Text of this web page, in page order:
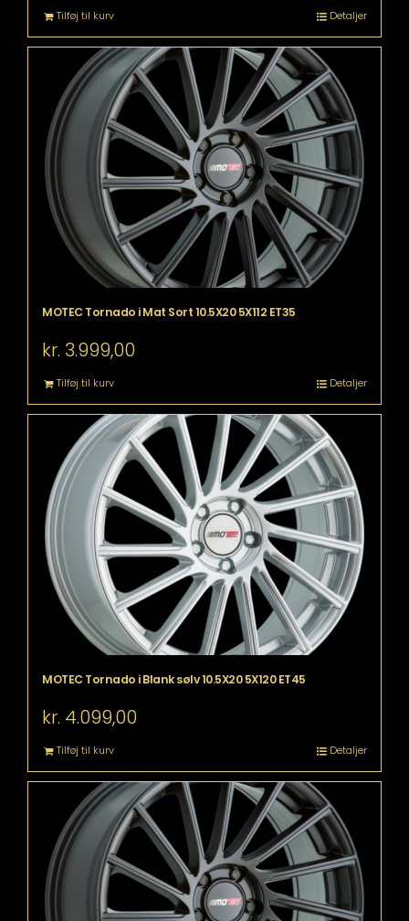
Tilføj til kurv Detaljer
MOTEC Tornado i Mat Sort 10.5X20 5X112 ET35
kr. 3.999,00
Tilføj til kurv Detaljer
MOTEC Tornado i Blank sølv 10.5X20 5X120 ET45
kr. 4.099,00
Tilføj til kurv Detaljer